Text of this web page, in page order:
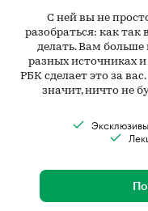
С ней вы не
разобраться: как так
делать. Вам
разных источниках
РБК сделает это за
значит, ничто не